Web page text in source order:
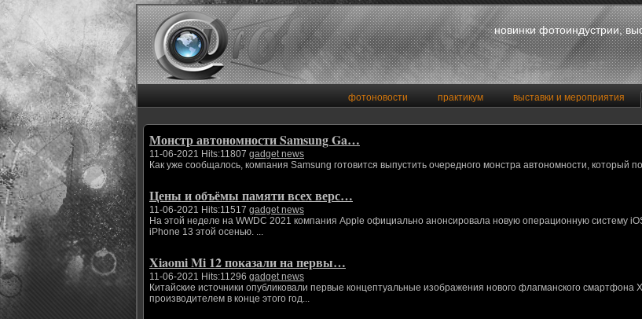
новинки фотоиндустрии,
фотоновости практикум выставки и мероприятия
Монстр автономности Samsung Ga…
11-06-2021 Hits:11807 gadget news
Как уже сообщалось, компания Samsung готовится выпустить очередного монстра автономности, который
Цены и объёмы памяти всех верс…
11-06-2021 Hits:11517 gadget news
На этой неделе на WWDC 2021 компания Apple официально анонсировала новую операционную систему
iPhone 13 этой осенью. ...
Xiaomi Mi 12 показали на первы…
11-06-2021 Hits:11296 gadget news
Китайские источники опубликовали первые концептуальные изображения нового флагманского
производителем в конце этого год...